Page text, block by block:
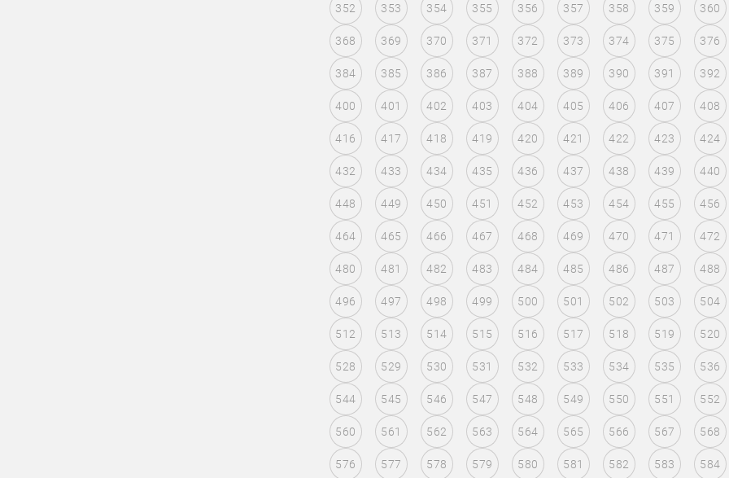
352 353 354 355 356 357 358 359 360
368 369 370 371 372 373 374 375 376
384 385 386 387 388 389 390 391 392
400 401 402 403 404 405 406 407 408
416 417 418 419 420 421 422 423 424
432 433 434 435 436 437 438 439 440
448 449 450 451 452 453 454 455 456
464 465 466 467 468 469 470 471 472
480 481 482 483 484 485 486 487 488
496 497 498 499 500 501 502 503 504
512 513 514 515 516 517 518 519 520
528 529 530 531 532 533 534 535 536
544 545 546 547 548 549 550 551 552
560 561 562 563 564 565 566 567 568
576 577 578 579 580 581 582 583 584